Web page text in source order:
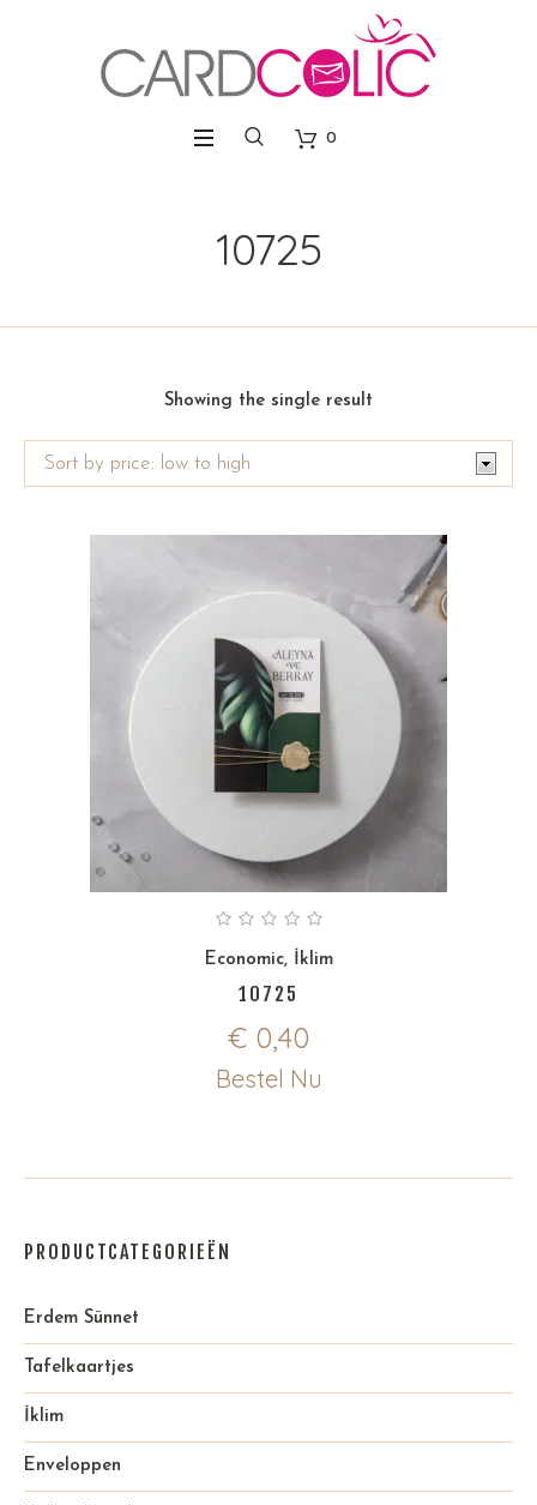
0
10725
Showing the single result
Economic, İklim
10725
€ 0,40
Bestel Nu
PRODUCTCATEGORIEËN
Erdem Sünnet
Tafelkaartjes
İklim
Enveloppen